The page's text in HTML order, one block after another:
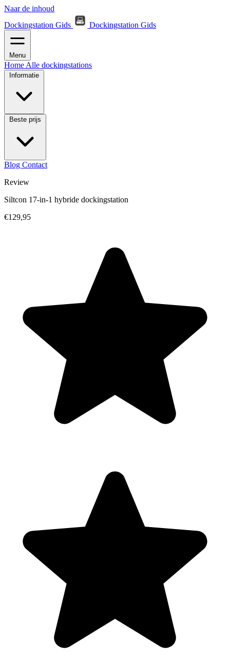
Naar de inhoud
Dockingstation Gids
Dockingstation Gids
Menu
Home Alle dockingstations
Informatie
Beste prijs
Blog Contact
Review
Siltcon 17-in-1 hybride dockingstation
€129,95